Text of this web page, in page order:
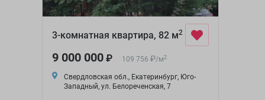
3-комнатная квартира, 82 м2
9 000 000₽ 109 756 ₽/м2
Свердловская обл., Екатеринбург, Юго-
Западный, ул. Белореченская, 7